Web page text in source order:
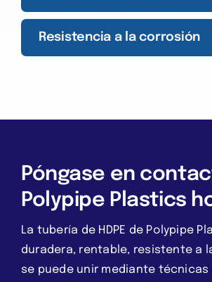
Resistencia a la corrosión
Póngase en
Polypipe Plastics
La tubería de HDPE de Polypipe
duradera, rentable, resistente a
se puede unir mediante